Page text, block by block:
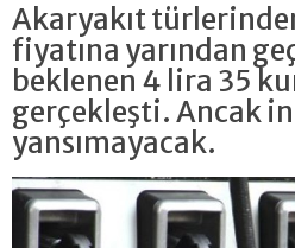
Akaryakıt
fiyatına yarından
beklenen 4 lira 35
gerçekleşti. Ancak
yansımayacak.